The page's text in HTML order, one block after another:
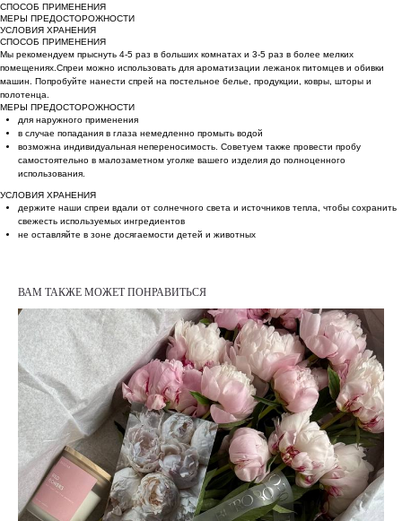
СПОСОБ ПРИМЕНЕНИЯ
МЕРЫ ПРЕДОСТОРОЖНОСТИ
УСЛОВИЯ ХРАНЕНИЯ
СПОСОБ ПРИМЕНЕНИЯ
Мы рекомендуем прыснуть 4-5 раз в больших комнатах и 3-5 раз в более мелких
помещениях.Спреи можно использовать для ароматизации лежанок питомцев и обивки
машин. Попробуйте нанести спрей на постельное белье, продукции, ковры, шторы и
полотенца.
МЕРЫ ПРЕДОСТОРОЖНОСТИ
для наружного применения
в случае попадания в глаза немедленно промыть водой
возможна индивидуальная непереносимость. Советуем также провести пробу
самостоятельно в малозаметном уголке вашего изделия до полноценного
использования.
УСЛОВИЯ ХРАНЕНИЯ
держите наши спреи вдали от солнечного света и источников тепла, чтобы сохранить
свежесть используемых ингредиентов
не оставляйте в зоне досягаемости детей и животных
ВАМ ТАКЖЕ МОЖЕТ ПОНРАВИТЬСЯ